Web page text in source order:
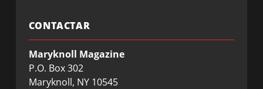
CONTACTAR
Maryknoll Magazine
P.O. Box 302
Maryknoll, NY 10545